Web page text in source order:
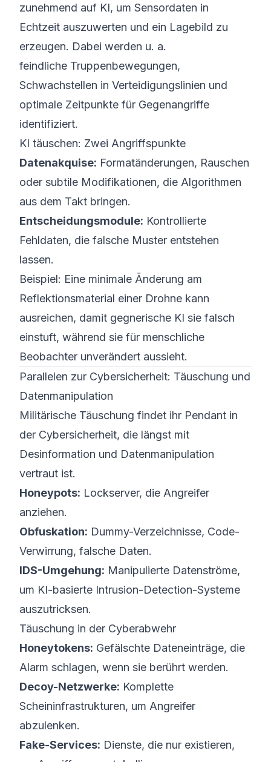
zunehmend auf KI, um Sensordaten in
Echtzeit auszuwerten und ein Lagebild zu
erzeugen. Dabei werden u. a.
feindliche Truppenbewegungen,
Schwachstellen in Verteidigungslinien und
optimale Zeitpunkte für Gegenangriffe
identifiziert.
KI täuschen: Zwei Angriffspunkte
Datenakquise: Formatänderungen, Rauschen
oder subtile Modifikationen, die Algorithmen
aus dem Takt bringen.
Entscheidungsmodule: Kontrollierte
Fehldaten, die falsche Muster entstehen
lassen.
Beispiel: Eine minimale Änderung am
Reflektionsmaterial einer Drohne kann
ausreichen, damit gegnerische KI sie falsch
einstuft, während sie für menschliche
Beobachter unverändert aussieht.
Parallelen zur Cybersicherheit: Täuschung und
Datenmanipulation
Militärische Täuschung findet ihr Pendant in
der Cybersicherheit, die längst mit
Desinformation und Datenmanipulation
vertraut ist.
Honeypots: Lockserver, die Angreifer
anziehen.
Obfuskation: Dummy-Verzeichnisse, Code-
Verwirrung, falsche Daten.
IDS-Umgehung: Manipulierte Datenströme,
um KI-basierte Intrusion-Detection-Systeme
auszutricksen.
Täuschung in der Cyberabwehr
Honeytokens: Gefälschte Dateneinträge, die
Alarm schlagen, wenn sie berührt werden.
Decoy-Netzwerke: Komplette
Scheininfrastrukturen, um Angreifer
abzulenken.
Fake-Services: Dienste, die nur existieren,